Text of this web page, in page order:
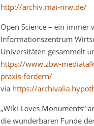
http://archiv.mai-nrw.de/
Open Science – ein
Informationszentrum
Universitäten gesammelt
https://www.zbw-
praxis-fordern/
via https://
„Wiki Loves Monuments“
die wunderbaren Funde